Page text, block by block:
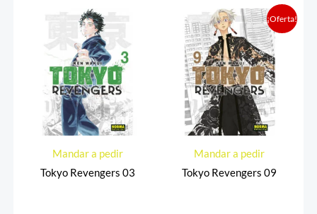
Mandar a pedir
Tokyo Revengers 03
¡Oferta!
Mandar a pedir
Tokyo Revengers 09
El
precio
original
era:
16,00 €.
El
precio
actual
es:
15,20 €.